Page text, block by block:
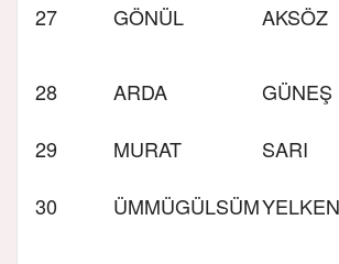
27 GÖNÜL AKSÖZ
28 ARDA GÜNEŞ
29
MURAT SARI
30
ÜMMÜGÜLSÜMYELKEN